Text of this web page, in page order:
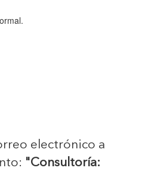
electrónico a
"Consultoría: